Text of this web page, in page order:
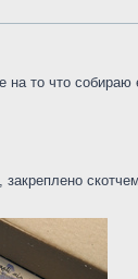
то что